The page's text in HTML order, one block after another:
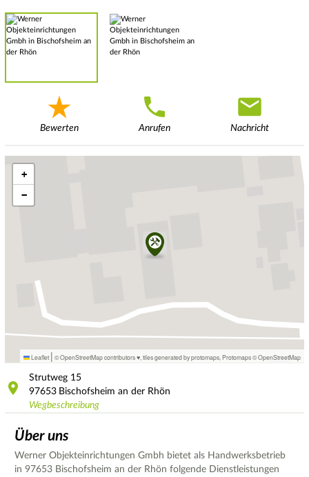
Bewerten Anrufen Nachricht
+
−
Leaflet | © OpenStreetMap contributors ♥, tiles generated by protomaps Protomaps©OpenStreetMap
Strutweg 15
97653 Bischofsheim an der Rhön
Wegbeschreibung
Über uns
Werner Objekteinrichtungen Gmbh bietet als Handwerksbetrieb
in 97653 Bischofsheim an der Rhön folgende Dienstleistungen